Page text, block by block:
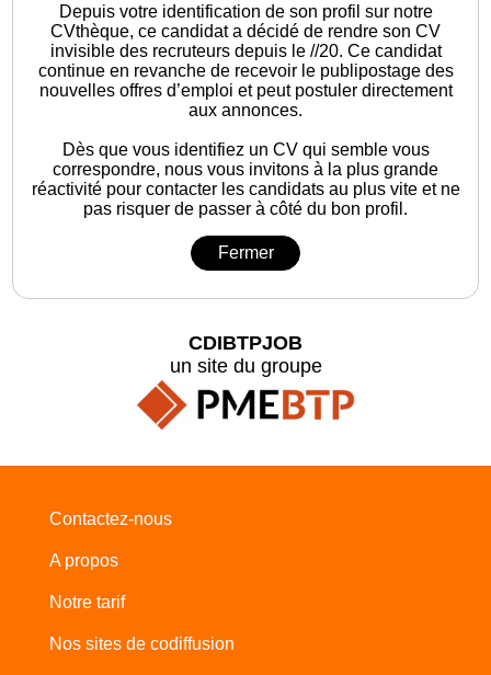
Depuis votre identification de son profil sur notre
CVthèque, ce candidat a décidé de rendre son CV
invisible des recruteurs depuis le //20. Ce candidat
continue en revanche de recevoir le publipostage des
nouvelles offres d’emploi et peut postuler directement
aux annonces.
Dès que vous identifiez un CV qui semble vous
correspondre, nous vous invitons à la plus grande
réactivité pour contacter les candidats au plus vite et ne
pas risquer de passer à côté du bon profil.
Fermer
CDIBTPJOB
un site du groupe
Contactez-nous
A propos
Notre tarif
Nos sites de codiffusion